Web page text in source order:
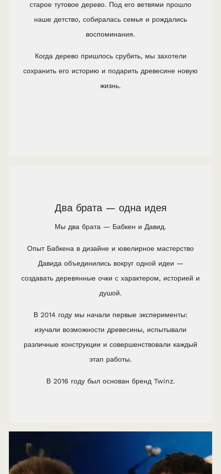
старое тутовое дерево. Под его ветвями прошло
наше детство, собиралась семья и рождались
воспоминания.
Когда дерево пришлось срубить, мы захотели
сохранить его историю и подарить древесине новую
жизнь.
Два брата — одна идея
Мы два брата — Бабкен и Давид.
Опыт Бабкена в дизайне и ювелирное мастерство
Давида объединились вокруг одной идеи —
создавать деревянные очки с характером, историей и
душой.
В 2014 году мы начали первые эксперименты:
изучали возможности древесины, испытывали
различные конструкции и совершенствовали каждый
этап работы.
В 2016 году был основан бренд Twinz.